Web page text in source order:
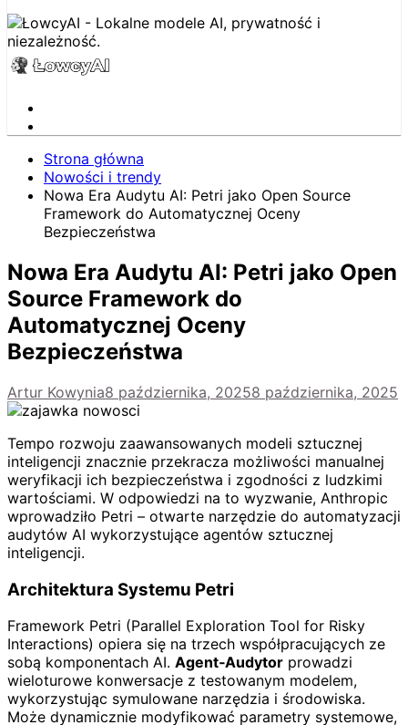
Strona główna
Nowości i trendy
Nowa Era Audytu AI: Petri jako Open Source
Framework do Automatycznej Oceny
Bezpieczeństwa
Nowa Era Audytu AI: Petri jako Open
Source Framework do
Automatycznej Oceny
Bezpieczeństwa
Artur Kowynia8 października, 20258 października, 2025
Tempo rozwoju zaawansowanych modeli sztucznej
inteligencji znacznie przekracza możliwości manualnej
weryfikacji ich bezpieczeństwa i zgodności z ludzkimi
wartościami. W odpowiedzi na to wyzwanie, Anthropic
wprowadziło Petri – otwarte narzędzie do automatyzacji
audytów AI wykorzystujące agentów sztucznej
inteligencji.
Architektura Systemu Petri
Framework Petri (Parallel Exploration Tool for Risky
Interactions) opiera się na trzech współpracujących ze
sobą komponentach AI. Agent‑Audytor prowadzi
wieloturowe konwersacje z testowanym modelem,
wykorzystując symulowane narzędzia i środowiska.
Może dynamicznie modyfikować parametry systemowe,